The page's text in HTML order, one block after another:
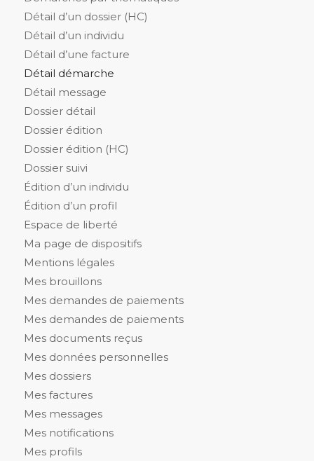
Détail d’un dossier (HC)
Détail d’un individu
Détail d’une facture
Détail démarche
Détail message
Dossier détail
Dossier édition
Dossier édition (HC)
Dossier suivi
Édition d’un individu
Édition d’un profil
Espace de liberté
Ma page de dispositifs
Mentions légales
Mes brouillons
Mes demandes de paiements
Mes demandes de paiements
Mes documents reçus
Mes données personnelles
Mes dossiers
Mes factures
Mes messages
Mes notifications
Mes profils